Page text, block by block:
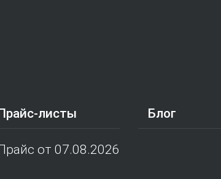
листы
от 07.08.2026
Блог